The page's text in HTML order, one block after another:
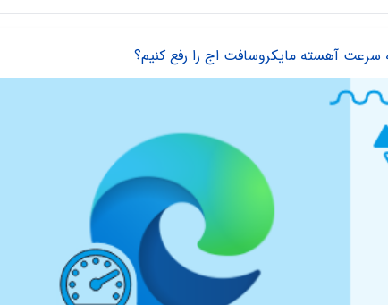
سرعت آهسته مایکروسافت اج را رفع کنیم؟